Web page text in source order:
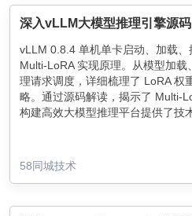
vLLM 0.8.4 单机单卡启动、加载
Multi-LoRA 实现原理。从模型加
理请求调度，详细梳理了 LoRA 权
略。通过源码解读，揭示了 Multi-
构建高效大模型推理平台提供了技
58同城技术